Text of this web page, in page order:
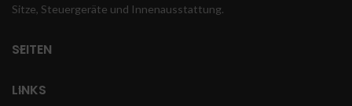
Sitze, Steuergeräte und Innenausstattung.
SEITEN
LINKS